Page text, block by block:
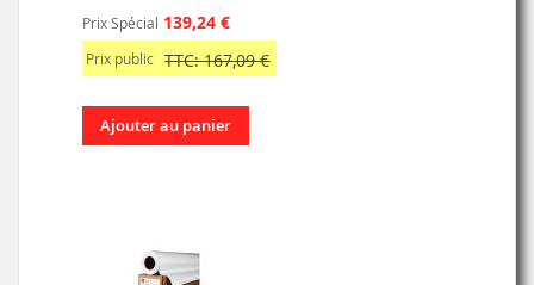
Prix Spécial 139,24 €
Prix public TTC: 167,09 €
Ajouter au panier